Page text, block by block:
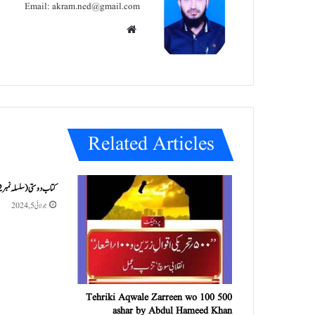
Email: akram.ned@gmail.com
Related Articles
500 Tehriki Aqwale Zarreen wo 100
ashar by Abdul Hameed Khan
کتاب دوستی ( سلسلہ نمبر 2)
جولائی 5, 2024